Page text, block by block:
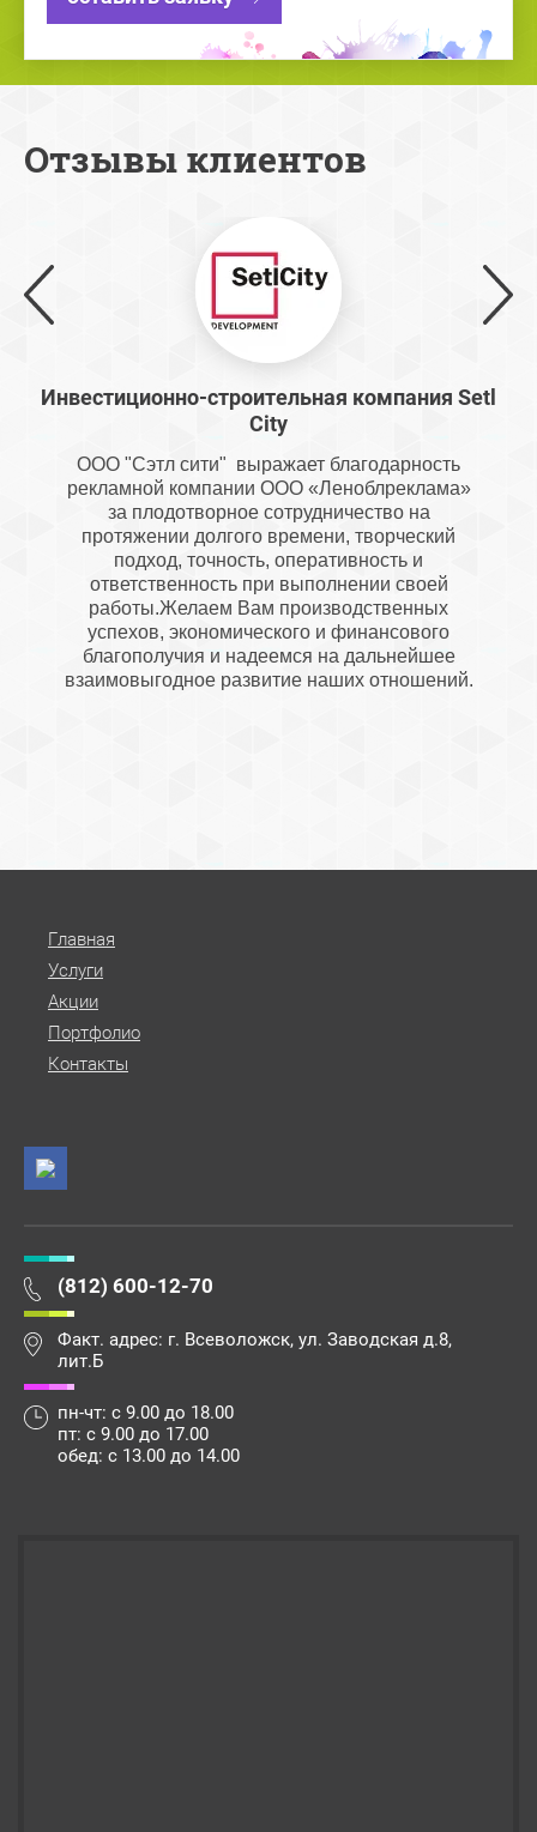
Отзывы клиентов
Инвестиционно-строительная компания Setl
City
ООО "Сэтл сити" выражает благодарность
рекламной компании ООО «Леноблреклама»
за плодотворное сотрудничество на
протяжении долгого времени, творческий
подход, точность, оперативность и
ответственность при выполнении своей
работы.Желаем Вам производственных
успехов, экономического и финансового
благополучия и надеемся на дальнейшее
взаимовыгодное развитие наших отношений.
Главная
Услуги
Акции
Портфолио
Контакты
(812) 600-12-70
Факт. адрес: г. Всеволожск, ул. Заводская д.8,
лит.Б
пн-чт: с 9.00 до 18.00
пт: с 9.00 до 17.00
обед: с 13.00 до 14.00